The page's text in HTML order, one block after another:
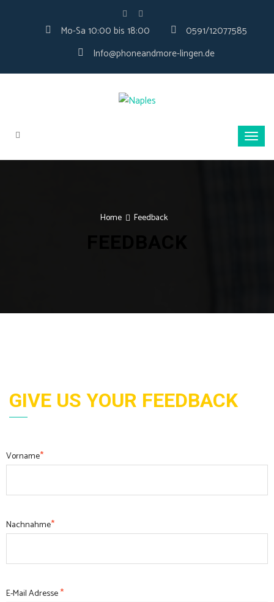
Mo-Sa 10:00 bis 18:00
0591/12077585
Info@phoneandmore-lingen.de
Home Feedback
GIVE US YOUR FEEDBACK
Vorname*
Nachnahme*
E-Mail Adresse*